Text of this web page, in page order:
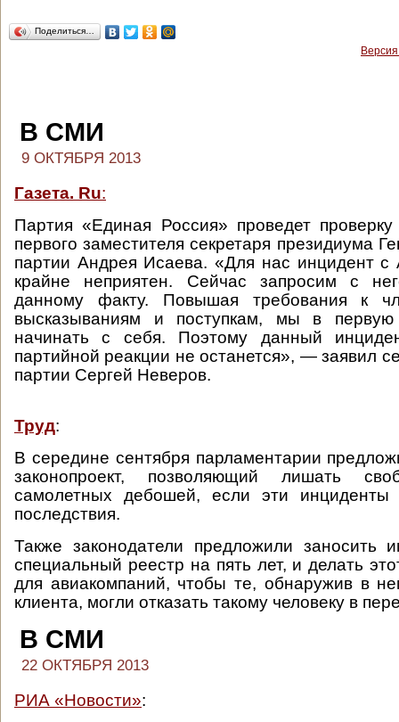
Поделиться…
В СМИ
9 ОКТЯБРЯ 2013
Газета. Ru:
Партия «Единая Россия» проведет
первого заместителя секретаря президиума
партии Андрея Исаева. «Для нас инцидент
крайне неприятен. Сейчас запросим с
данному факту. Повышая требования к
высказываниям и поступкам, мы в
начинать с себя. Поэтому данный
партийной реакции не останется», — заявил
партии Сергей Неверов.
Труд:
В середине сентября парламентарии
законопроект, позволяющий лишать
самолетных дебошей, если эти инциденты
последствия.
Также законодатели предложили заносить
специальный реестр на пять лет, и делать
для авиакомпаний, чтобы те, обнаружив в
клиента, могли отказать такому человеку в
В СМИ
22 ОКТЯБРЯ 2013
РИА «Новости»: